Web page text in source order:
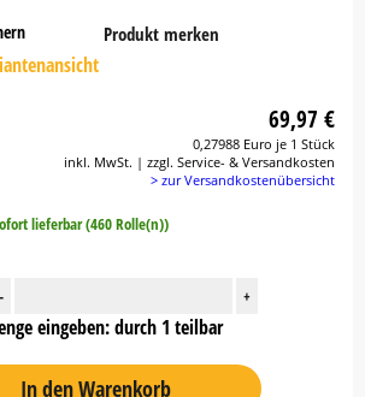
Platzhalter
Button
Produkt merken
69,97 €
0,27988 Euro je 1 Stück
inkl. MwSt. | zzgl. Service- & Versandkosten
> zur Versandkostenübersicht
lieferbar (460 Rolle(n))
- +
eingeben: durch 1 teilbar
In den Warenkorb